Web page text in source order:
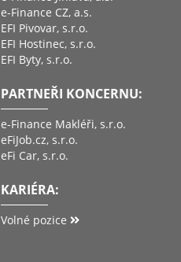
e-Finance CZ, a.s.
EFI Pivovar, s.r.o.
EFI Hostinec, s.r.o.
EFI Byty, s.r.o.
PARTNEŘI KONCERNU:
e-Finance Makléři, s.r.o.
eFiJob.cz, s.r.o.
eFi Car, s.r.o.
KARIÉRA:
Volné pozice